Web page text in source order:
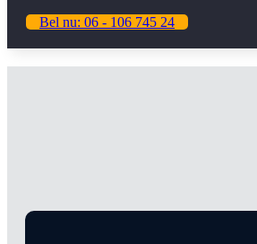
Bel nu: 06 - 106 745 24